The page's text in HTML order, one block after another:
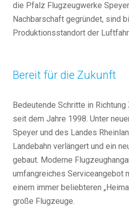
die Pfalz Flugzeugwerke
Nachbarschaft gegründet, sind
Produktionsstandort der
Bereit für die Zukunft
Bedeutende Schritte in
seit dem Jahre 1998. Unter
Speyer und des Landes
Landebahn verlängert und ein
gebaut. Moderne
umfangreiches Serviceangebot
einem immer beliebteren
große Flugzeuge.